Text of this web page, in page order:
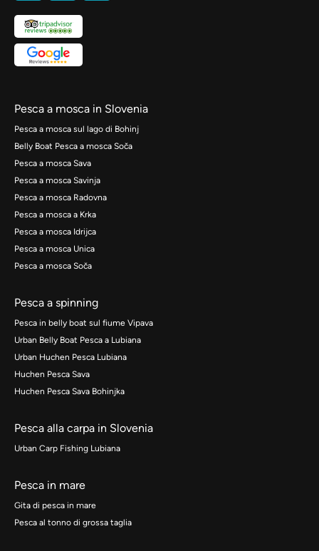
Pesca a mosca in Slovenia
Pesca a mosca sul lago di Bohinj
Belly Boat Pesca a mosca Soča
Pesca a mosca Sava
Pesca a mosca Savinja
Pesca a mosca Radovna
Pesca a mosca a Krka
Pesca a mosca Idrijca
Pesca a mosca Unica
Pesca a mosca Soča
Pesca a spinning
Pesca in belly boat sul fiume Vipava
Urban Belly Boat Pesca a Lubiana
Urban Huchen Pesca Lubiana
Huchen Pesca Sava
Huchen Pesca Sava Bohinjka
Pesca alla carpa in Slovenia
Urban Carp Fishing Lubiana
Pesca in mare
Gita di pesca in mare
Pesca al tonno di grossa taglia